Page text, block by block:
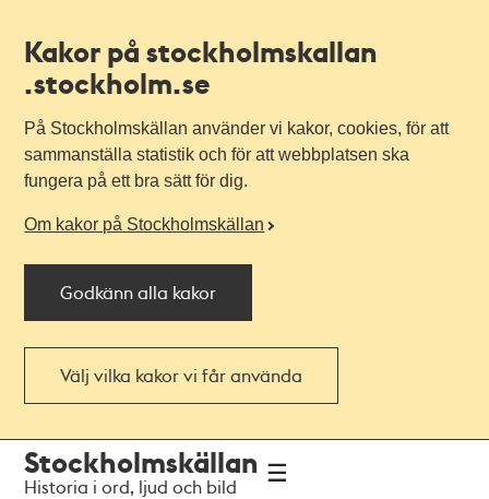
Kakor på stockholmskallan
.stockholm.se
På Stockholmskällan använder vi kakor, cookies, för att
sammanställa statistik och för att webbplatsen ska
fungera på ett bra sätt för dig.
Om kakor på Stockholmskällan
Godkänn alla kakor
Välj vilka kakor vi får använda
navigationen
huvudinnehållet
Stockholmskällan
Historia i ord, ljud och bild